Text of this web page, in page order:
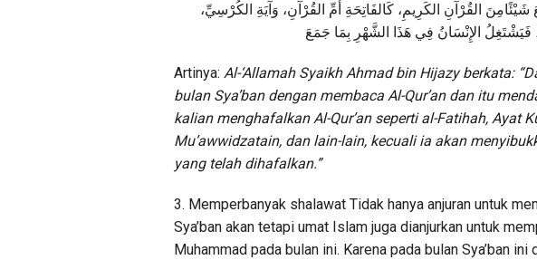
شَيْئًامِنَ القُرْآنِ الكَرِيمِ، كَالفَاتِحَةِ أُمِّ القُرْآنِ، وَآيَةِ الكُرْسِيِّ،
فَيَشْتَغِلُ الإِنْسَانُ فِي هَذَا الشَّهْرِ بِمَا جَمَعَ
Artinya: Al-‘Allamah Syaikh Ahmad bin Hijazy berkata:
bulan Sya’ban dengan membaca Al-Qur’an dan itu
kalian menghafalkan Al-Qur’an seperti al-Fatihah, Ayat
Mu’awwidzatain, dan lain-lain, kecuali ia akan
yang telah dihafalkan.”
3. Memperbanyak shalawat Tidak hanya anjuran untuk
Sya’ban akan tetapi umat Islam juga dianjurkan untuk
Muhammad pada bulan ini. Karena pada bulan Sya’ban